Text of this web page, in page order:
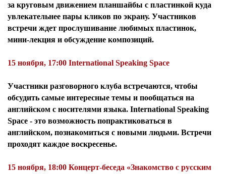
за круговым движением планшайбы с пластинкой куда
увлекательнее пары кликов по экрану. Участников
встречи ждет прослушивание любимых пластинок,
мини-лекция и обсуждение композиций.
15 ноября, 17:00 International Speaking Space
Участники разговорного клуба встречаются, чтобы
обсудить самые интересные темы и пообщаться на
английском с носителями языка. International Speaking
Space - это возможность попрактиковаться в
английском, познакомиться с новыми людьми. Встречи
проходят каждое воскресенье.
15 ноября, 18:00 Концерт-беседа «Знакомство с русским